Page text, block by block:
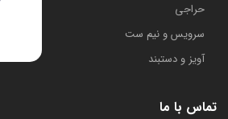
حراجی
سرویس و نیم ست
آویز و دستبند
تماس با ما